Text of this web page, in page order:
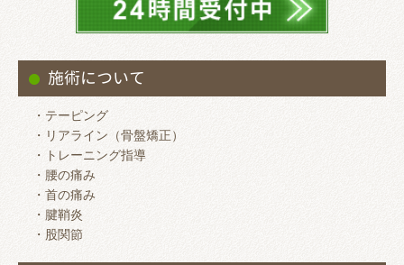
施術について
・テーピング
・リアライン（骨盤矯正）
・トレーニング指導
・腰の痛み
・首の痛み
・腱鞘炎
・股関節